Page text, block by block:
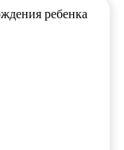
ребенка